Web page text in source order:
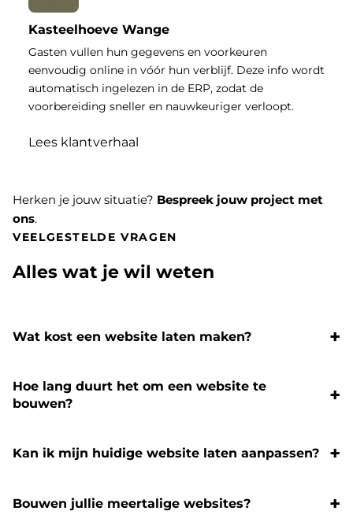
Kasteelhoeve Wange
Gasten vullen hun gegevens en voorkeuren
eenvoudig online in vóór hun verblijf. Deze info wordt
automatisch ingelezen in de ERP, zodat de
voorbereiding sneller en nauwkeuriger verloopt.
Lees klantverhaal
Herken je jouw situatie? Bespreek jouw project met
ons.
VEELGESTELDE VRAGEN
Alles wat je wil weten
Wat kost een website laten maken?
Hoe lang duurt het om een website te
bouwen?
Kan ik mijn huidige website laten aanpassen?
Bouwen jullie meertalige websites?